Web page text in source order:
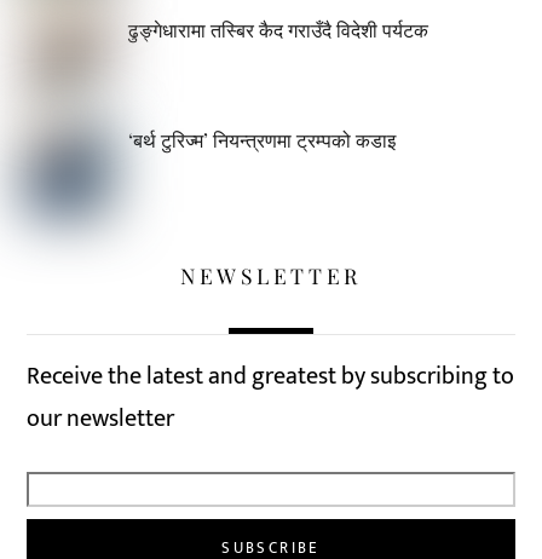
ढुङ्गेधारामा तस्बिर कैद गराउँदै विदेशी पर्यटक
‘बर्थ टुरिज्म’ नियन्त्रणमा ट्रम्पको कडाइ
NEWSLETTER
Receive the latest and greatest by subscribing to
our newsletter